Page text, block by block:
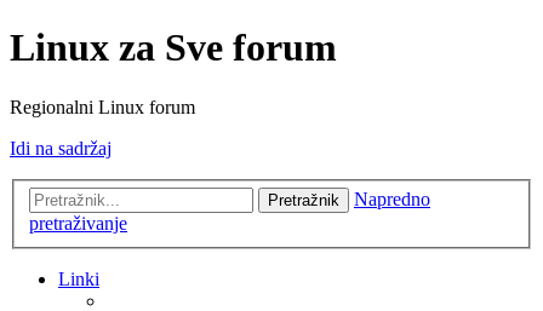
Linux za Sve forum
Regionalni Linux forum
Idi na sadržaj
Pretražnik
Napredno
pretraživanje
Linki